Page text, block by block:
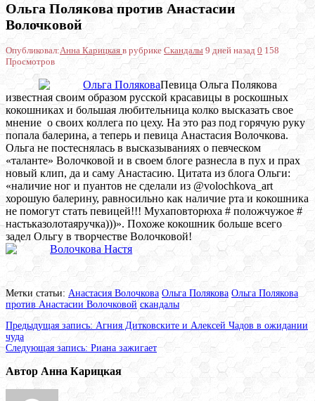
Ольга Полякова против Анастасии
Волочковой
Опубликовал:Анна Карицкая в рубрике Скандалы 9 дней назад 0 158
Просмотров
Певица Ольга Полякова
известная своим образом русской красавицы в роскошных
кокошниках и большая любительница колко высказать свое
мнение о своих коллега по цеху. На это раз под горячую руку
попала балерина, а теперь и певица Анастасия Волочкова.
Ольга не постеснялась в высказываниях о певческом
«таланте» Волочковой и в своем блоге разнесла в пух и прах
новый клип, да и саму Анастасию. Цитата из блога Ольги:
«наличие ног и пуантов не сделали из @volochkova art
хорошую балерину, равносильно как наличие рта и кокошника
не помогут стать певицей!!! Мухаповторюха # положчужое #
настьказолотаяручка)))». Похоже кокошник больше всего
задел Ольгу в творчестве Волочковой!
Метки статьи: Анастасия Волочкова Ольга Полякова Ольга Полякова
против Анастасии Волочковой скандалы
Предыдущая запись: Агния Дитковските и Алексей Чадов в ожидании
чуда
Следующая запись: Риана зажигает
Автор Анна Карицкая